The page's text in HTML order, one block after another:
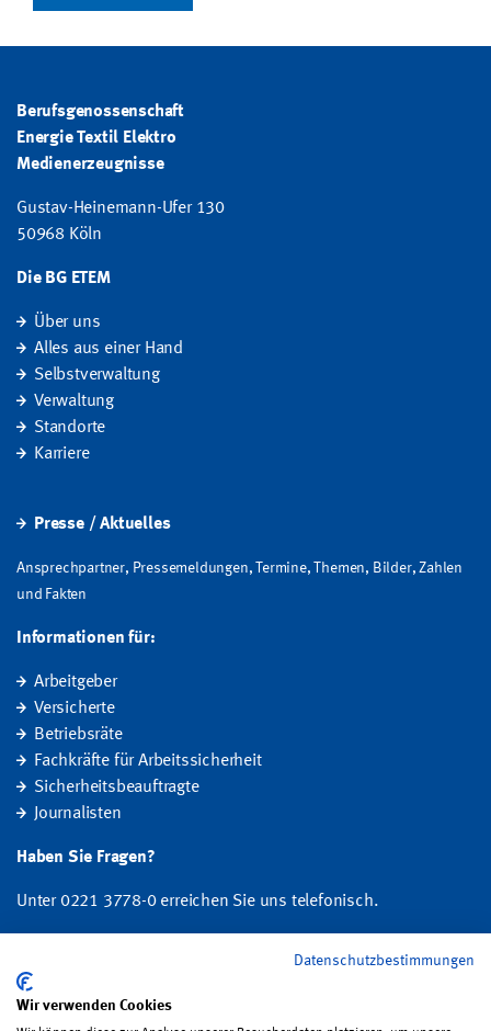
Berufsgenossenschaft
Energie Textil Elektro
Medienerzeugnisse
Gustav-Heinemann-Ufer 130
50968 Köln
Die BG ETEM
Über uns
Alles aus einer Hand
Selbstverwaltung
Verwaltung
Standorte
Karriere
Presse / Aktuelles
Ansprechpartner, Pressemeldungen, Termine, Themen, Bilder, Zahlen
und Fakten
Informationen für:
Arbeitgeber
Versicherte
Betriebsräte
Fachkräfte für Arbeitssicherheit
Sicherheitsbeauftragte
Journalisten
Haben Sie Fragen?
Unter 0221 3778-0 erreichen Sie uns telefonisch.
Entschädigung, Prävention sowie Fragen zu Mitgliedschaft und Beitrag.
Datenschutzbestimmungen
Wir verwenden Cookies